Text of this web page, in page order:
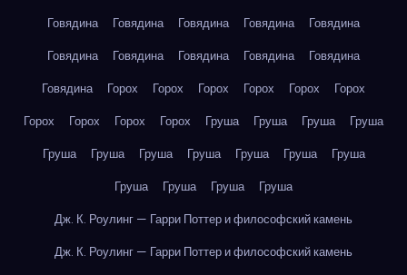
Говядина
Говядина Говядина Говядина
Говядина
Говядина
Говядина Говядина Говядина
Говядина
Говядина
Горох Горох Горох Горох Горох
Горох
Горох
Горох Горох Горох Груша Груша Груша
Груша
Груша
Груша Груша Груша Груша Груша
Груша
Груша
Груша Груша
Груша
Дж. К. Роулинг — Гарри Поттер и философский камень
Дж. К. Роулинг — Гарри Поттер и философский камень